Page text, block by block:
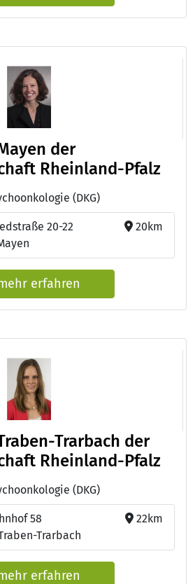
der
Rheinland-Pfalz
(DKG)
20-22
20km
erfahren
Trarbach der
Rheinland-Pfalz
(DKG)
58
Trarbach
22km
erfahren